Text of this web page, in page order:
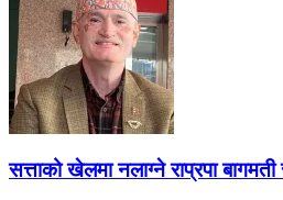
सत्ताको खेलमा नलाग्ने राप्रपा